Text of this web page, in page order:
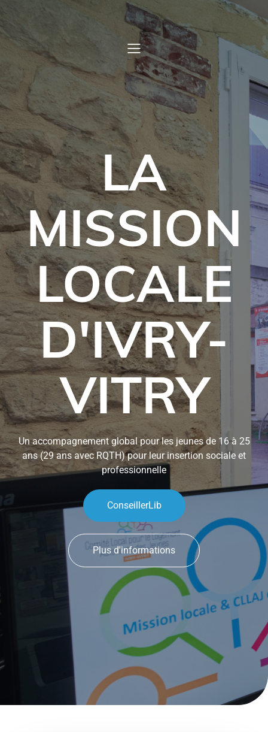
LA
MISSION
LOCALE
D'IVRY-
VITRY
Un accompagnement global pour les jeunes de 16 à 25
ans (29 ans avec RQTH) pour leur insertion sociale et
professionnelle
ConseillerLib
Plus d'informations